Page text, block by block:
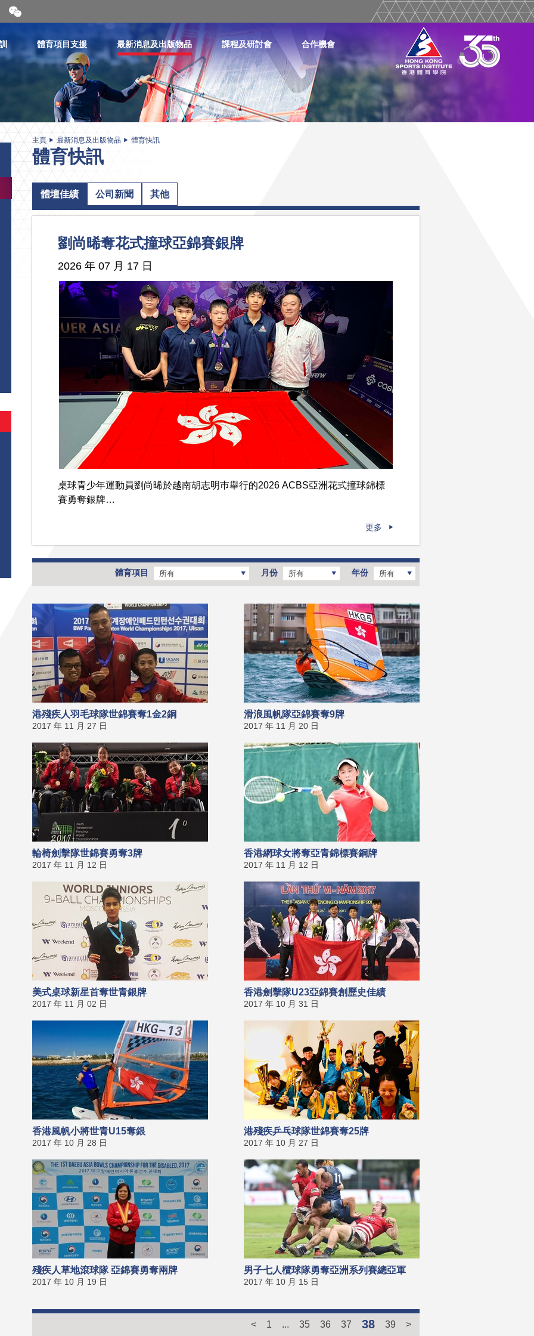
開
合
二
維
體育項目支援 最新消息及出版物品 課程及研討會 合作機會
主頁 最新消息及出版物品 體育快訊
體育快訊
體壇佳績 公司新聞 其他
劉尚晞奪花式撞球亞錦賽銀牌
2026 年 07 月 17 日
桌球青少年運動員劉尚晞於越南胡志明巿舉行的2026 ACBS亞洲花式撞球錦標
賽勇奪銀牌…
更多
年份 所有
月份 所有
體育項目 所有
港殘疾人羽毛球隊世錦賽奪1金2銅
2017 年 11 月 27 日
滑浪風帆隊亞錦賽奪9牌
2017 年 11 月 20 日
輪椅劍擊隊世錦賽勇奪3牌
2017 年 11 月 12 日
香港網球女將奪亞青錦標賽銅牌
2017 年 11 月 12 日
美式桌球新星首奪世青銀牌
2017 年 11 月 02 日
香港劍擊隊U23亞錦賽創歷史佳績
2017 年 10 月 31 日
香港風帆小將世青U15奪銀
2017 年 10 月 28 日
港殘疾乒乓球隊世錦賽奪25牌
2017 年 10 月 27 日
殘疾人草地滾球隊 亞錦賽勇奪兩牌
2017 年 10 月 19 日
男子七人欖球隊勇奪亞洲系列賽總亞軍
2017 年 10 月 15 日
< 1 ... 35 36 37 38 39 >